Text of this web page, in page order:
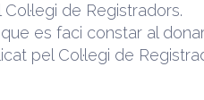
de Registradors.
es faci constar al
pel Col·legi de